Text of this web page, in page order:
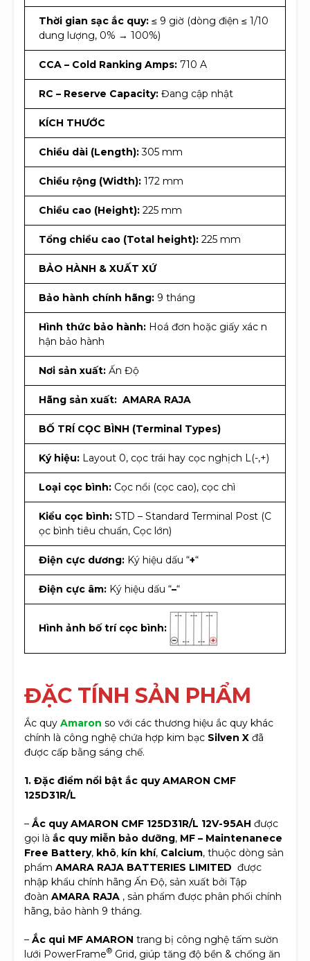
Thời gian sạc ắc quy: ≤ 9 giờ (dòng điện ≤ 1/10
dung lượng, 0% → 100%)
CCA – Cold Ranking Amps: 710 A
RC – Reserve Capacity: Đang cập nhật
KÍCH THƯỚC
Chiều dài (Length):305 mm
Chiều rộng (Width): 172 mm
Chiều cao (Height): 225 mm
Tổng chiều cao (Total height): 225 mm
BẢO HÀNH & XUẤT XỨ
Bảo hành chính hãng: 9 tháng
Hình thức bảo hành: Hoá đơn hoặc giấy xác n
hận bảo hành
Nơi sản xuất: Ấn Độ
Hãng sản xuất: AMARA RAJA
BỐ TRÍ CỌC BÌNH (Terminal Types)
Ký hiệu: Layout 0, cọc trái hay cọc nghịch L(-,+)
Loại cọc bình: Cọc nổi (cọc cao), cọc chì
Kiểu cọc bình: STD – Standard Terminal Post (C
ọc bình tiêu chuẩn, Cọc lớn)
Điện cực dương: Ký hiệu dấu “+“
Điện cực âm: Ký hiệu dấu “–“
Hình ảnh bố trí cọc bình:
ĐẶC TÍNH SẢN PHẨM
Ắc quy Amaron so với các thương hiệu ắc quy khác
chính là công nghệ chứa hợp kim bạc Silven X đã
được cấp bằng sáng chế.
1. Đặc điểm nổi bật ắc quyAMARON CMF
125D31R/L
– Ắc quy AMARON CMF 125D31R/L 12V-95AH được
gọi là ắc quy miễn bảo dưỡng, MF – Maintenanece
Free Battery, khô, kín khí, Calcium, thuộc dòng sản
phẩm AMARA RAJA BATTERIES LIMITED được
nhập khẩu chính hãng Ấn Độ, sản xuất bởi Tập
đoàn AMARA RAJA , sản phẩm được phân phối chính
hãng, bảo hành 9 tháng.
– Ắc qui MF AMARON trang bị công nghệ tấm sườn
lưới PowerFrame® Grid, giúp tăng độ bền & chống ăn